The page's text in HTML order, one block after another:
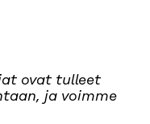
ovat tulleet
ja voimme